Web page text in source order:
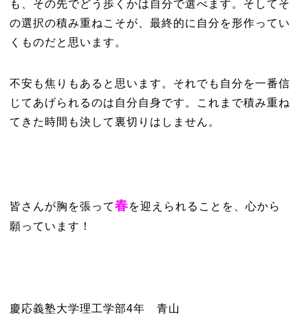
も、その先でどう歩くかは自分で選べます。そしてそ
の選択の積み重ねこそが、最終的に自分を形作ってい
くものだと思います。
不安も焦りもあると思います。それでも自分を一番信
じてあげられるのは自分自身です。これまで積み重ね
てきた時間も決して裏切りはしません。
皆さんが胸を張って春を迎えられることを、心から
願っています！
慶応義塾大学理工学部4年 青山